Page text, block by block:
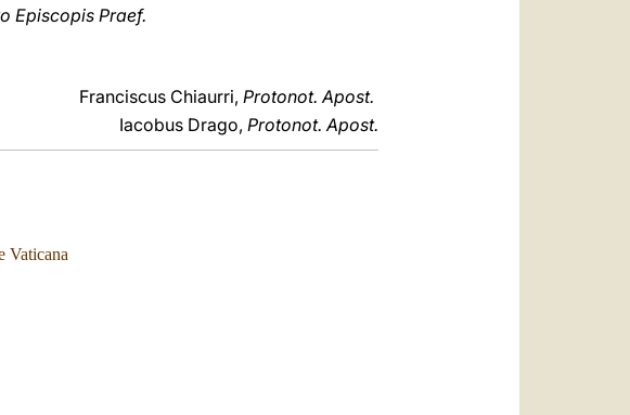
Episcopis Praef.
Franciscus Chiaurri, Protonot. Apost.
Iacobus Drago, Protonot. Apost.
Vaticana